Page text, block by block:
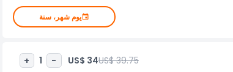
يوم شهر، سنة
US$ 39.75
US$ 34
-
1
+